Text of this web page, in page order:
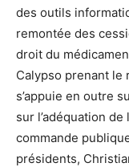
des outils
remontée des
droit du
Calypso prenant le
s’appuie en outre
sur l’adéquation
commande
présidents,